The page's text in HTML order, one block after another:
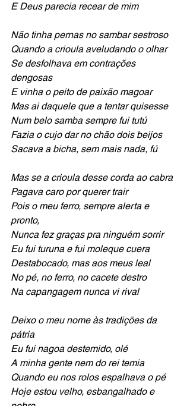
E Deus parecia recear de mim
Não tinha pernas no sambar sestroso
Quando a crioula aveludando o olhar
Se desfolhava em contrações
dengosas
E vinha o peito de paixão magoar
Mas ai daquele que a tentar quisesse
Num belo samba sempre fui tutú
Fazia o cujo dar no chão dois beijos
Sacava a bicha, sem mais nada, fú
Mas se a crioula desse corda ao cabra
Pagava caro por querer trair
Pois o meu ferro, sempre alerta e
pronto,
Nunca fez graças pra ninguém sorrir
Eu fui turuna e fui moleque cuera
Destabocado, mas aos meus leal
No pé, no ferro, no cacete destro
Na capangagem nunca vi rival
Deixo o meu nome às tradições da
pátria
Eu fui nagoa destemido, olé
A minha gente nem do rei temia
Quando eu nos rolos espalhava o pé
Hoje estou velho, esbangalhado e